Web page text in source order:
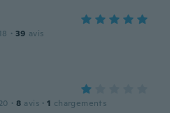
· 39 avis
· 8 avis · 1 chargements